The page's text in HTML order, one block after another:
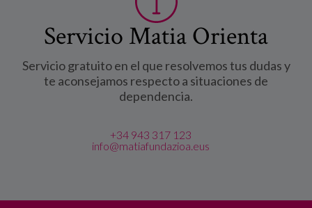
Servicio Matia Orienta
Servicio gratuito en el que resolvemos tus dudas y
te aconsejamos respecto a situaciones de
dependencia.
+34 943 317 123
info@matiafundazioa.eus